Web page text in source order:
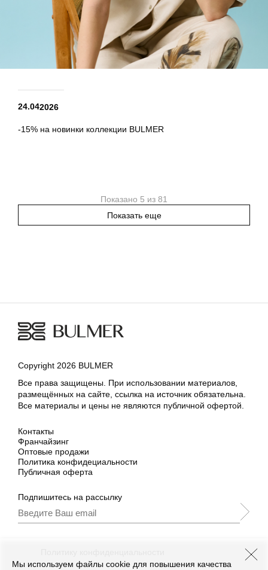
24.042026
-15% на новинки коллекции BULMER
Показано 5 из 81
Показать еще
Copyright 2026 BULMER
Все права защищены. При использовании материалов,
размещённых на сайте, ссылка на источник обязательна.
Все материалы и цены не являются публичной офертой.
Контакты
Франчайзинг
Оптовые продажи
Политика конфидециальности
Публичная оферта
Подпишитесь на рассылку
промоакции.
Мы используем файлы cookie для повышения качества